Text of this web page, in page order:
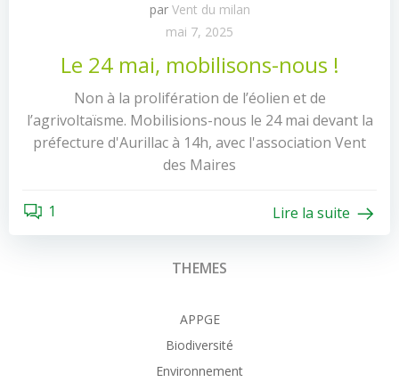
par Vent du milan
mai 7, 2025
Le 24 mai, mobilisons-nous !
Non à la prolifération de l’éolien et de
l’agrivoltaïsme. Mobilisions-nous le 24 mai devant la
préfecture d'Aurillac à 14h, avec l'association Vent
des Maires
1 Lire la suite
THEMES
APPGE
Biodiversité
Environnement